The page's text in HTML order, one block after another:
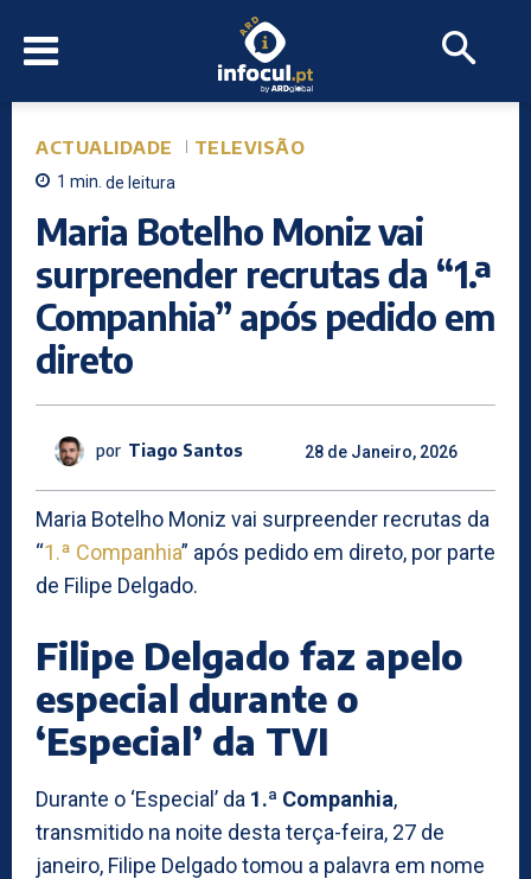
ACTUALIDADE TELEVISÃO
1 min. de leitura
Maria Botelho Moniz vai
surpreender recrutas da “1.ª
Companhia” após pedido em
direto
por Tiago Santos 28 de Janeiro, 2026
Maria Botelho Moniz vai surpreender recrutas da
“1.ª Companhia” após pedido em direto, por parte
de Filipe Delgado.
Filipe Delgado faz apelo
especial durante o
‘Especial’ da TVI
Durante o ‘Especial’ da 1.ª Companhia,
transmitido na noite desta terça-feira, 27 de
janeiro, Filipe Delgado tomou a palavra em nome